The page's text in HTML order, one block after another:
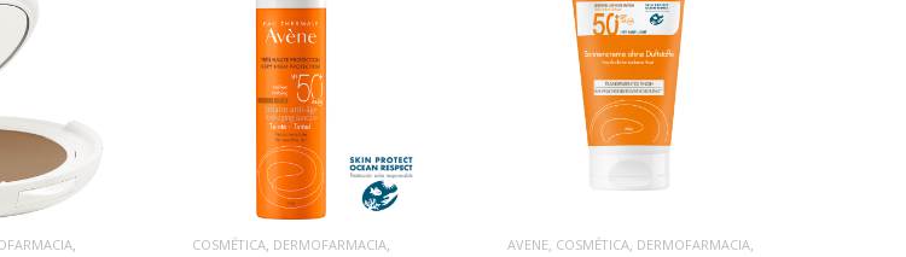
COSMÉTICA DERMOFARMACIA AVENE COSMÉTICA DERMOFARMACIA